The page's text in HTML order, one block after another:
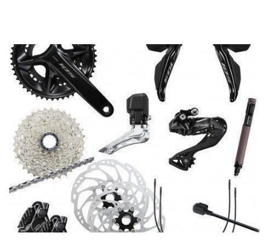
ACCUEIL
SERVICES
NOS VÉLOS
MODÈLES
ACCESSOIRES
AVIS
ACTUALITÉS
CONTACT
01 64 34 07
Rejoignez-
Restez